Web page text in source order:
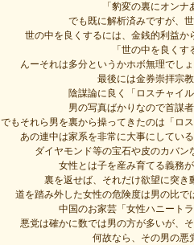
「豹変の裏にオン
でも既に解析済みですが、
世の中を良くするには、金銭的利益
「世の中を良く
んーそれは多分というかホボ無理でし
最後には金券崇拝宗
陰謀論に良く「ロスチャイ
男の写真ばかりなので首謀
でもそれら男を裏から操ってきたのは「ロ
あの連中は家系を非常に大事にしてい
ダイヤモンド等の宝石や皮のカバ
女性とは子を産み育てる義務
裏を返せば、それだけ欲望に突
道を踏み外した女性の危険度は男の比
中国のお家芸「女性ハニート
悪党は確かに数では男の方が多いが、
何故なら、その男の悪